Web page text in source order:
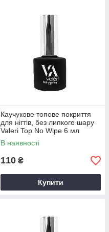
Каучукове топове покриття
для нігтів, без липкого шару
Valeri Top No Wipe 6 мл
В наявності
110 ₴
Купити